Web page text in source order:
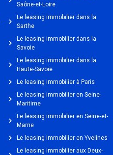
Saône-et-Loire
Le leasing immobilier dans la
Sarthe
Le leasing immobilier dans la
Savoie
Le leasing immobilier dans la
Haute-Savoie
Le leasing immobilier à Paris
Le leasing immobilier en Seine-
Maritime
Le leasing immobilier en Seine-et-
Marne
Le leasing immobilier en Yvelines
Le leasing immobilier aux Deux-